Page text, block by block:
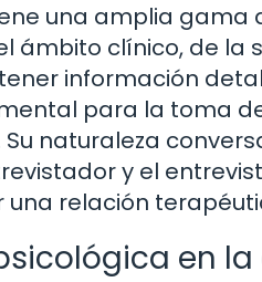
una amplia
ámbito clínico, de la
información
para la toma
naturaleza
y el
relación
en